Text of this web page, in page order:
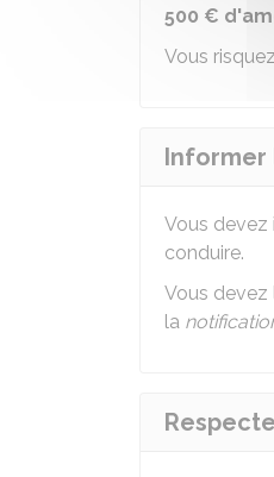
500 €
Vous
Informer
Vous devez
conduire.
Vous
la